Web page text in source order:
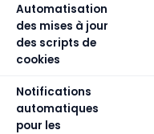
Automatisation
des mises à jour
des scripts de
cookies
Notifications
automatiques
pour les